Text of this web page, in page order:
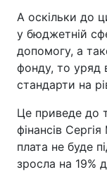
А оскільки до
у бюджетній
допомогу, а
фонду, то уряд
стандарти на
Це приведе до
фінансів
плата не буде
зросла на 19%